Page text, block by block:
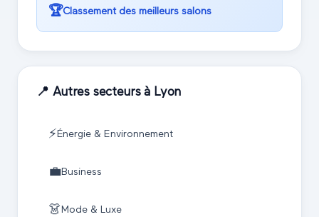
🏆Classement des meilleurs salons
📍 Autres secteurs à Lyon
⚡ Énergie & Environnement
💼Business
👗 Mode & Luxe